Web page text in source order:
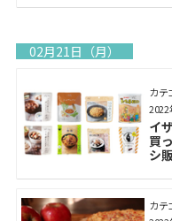
02月21日（月）
カテ
イ
買
シ
2022
カテ